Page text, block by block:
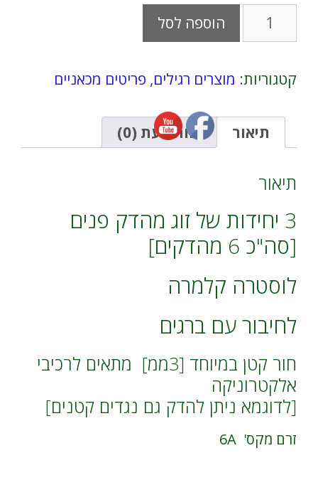
כמות
3
של
זוג
פנים
[לוסטרה
קלמרה]
קטן
[3ממ]
החוט
בעזרת
ברגים
הוספה לסל
r
n
t
i
v
קטגוריות: מוצרים רגילים, פריטים מכאניים
תיאור חוות דעת (0)
תיאור
3 יחידות של זוג מהדק פנים
[סה"כ 6 מהדקים]
לוסטרה קלמרה
לחיבור עם ברגים
חור קטן במיוחד [3ממ] מתאים לרכיבי
אלקטרוניקה
[לדוגמא ניתן להדק גם נגדים קטנים]
זרם מקס' 6A